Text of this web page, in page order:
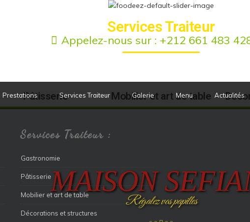
Appelez-nous sur : +212 661 483
Prestations Services Traiteur Galerie Menu Actualités
MAISON
Régalez vos papilles
Services Traiteur
Pâtisserie Mobilier et art de table
Services Traiteur :
Gastronomie
Pâtisserie
Mobilier et art de table
Décorations et structures